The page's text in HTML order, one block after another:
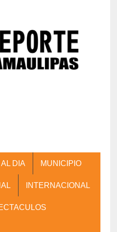
DIA MUNICIPIO
INTERNACIONAL